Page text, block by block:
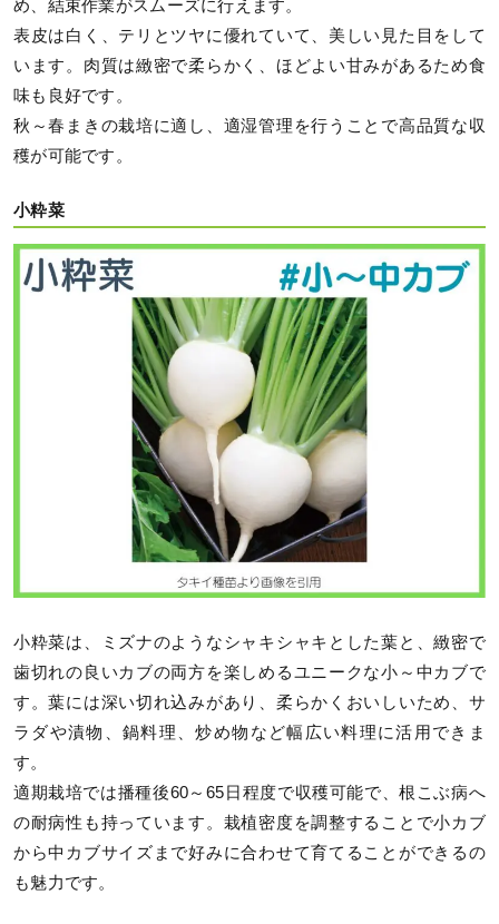
め、結束作業がスムーズに行えます。
表皮は白く、テリとツヤに優れていて、美しい見た目をして
います。肉質は緻密で柔らかく、ほどよい甘みがあるため食
味も良好です。
秋～春まきの栽培に適し、適湿管理を行うことで高品質な収
穫が可能です。
小粋菜
小粋菜は、ミズナのようなシャキシャキとした葉と、緻密で
歯切れの良いカブの両方を楽しめるユニークな小～中カブで
す。葉には深い切れ込みがあり、柔らかくおいしいため、サ
ラダや漬物、鍋料理、炒め物など幅広い料理に活用できま
す。
適期栽培では播種後60～65日程度で収穫可能で、根こぶ病へ
の耐病性も持っています。栽植密度を調整することで小カブ
から中カブサイズまで好みに合わせて育てることができるの
も魅力です。